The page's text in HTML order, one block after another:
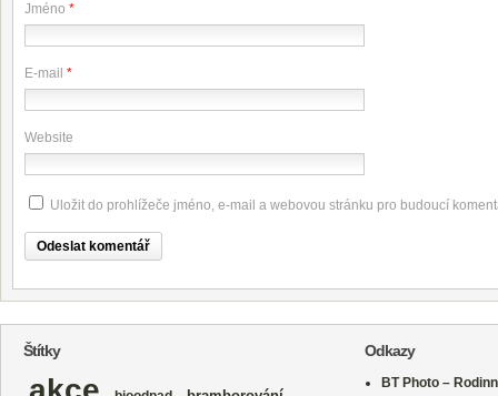
Jméno *
E-mail *
Website
Uložit do prohlížeče jméno, e-mail a webovou stránku pro budoucí
Štítky Odkazy
BT Photo –